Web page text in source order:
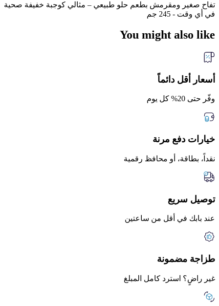
تفاح صغير ومقرمش بطعم حلو طبيعي – مثالي كوجبة خفيفة صحية
في أي وقت - 245 جم
You might also like
أسعار أقل دائماً
وفّر حتى 20% كل يوم
خيارات دفع مرنة
نقداً، بطاقة، أو محافظ رقمية
توصيل سريع
عند بابك في أقل من ساعتين
طزاجة مضمونة
غير راضٍ؟ استرد كامل المبلغ